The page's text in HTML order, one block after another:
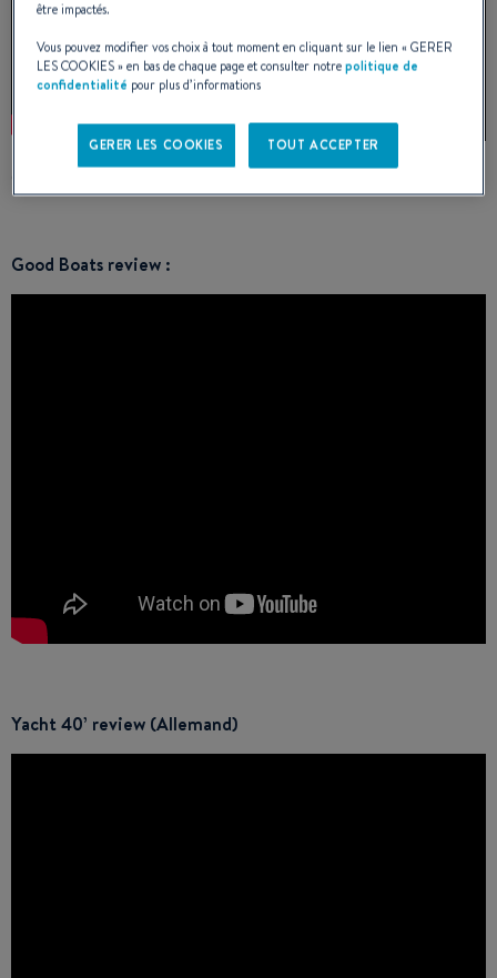
Good Boats review :
Yacht 40’ review (Allemand)
être impactés.
Vous pouvez modifier vos choix à tout moment en cliquant sur le lien «GERER
LES COOKIES» en bas de chaque page et consulter notrepolitique de
confidentialité pour plus d’informations
GERER LES COOKIES TOUT ACCEPTER